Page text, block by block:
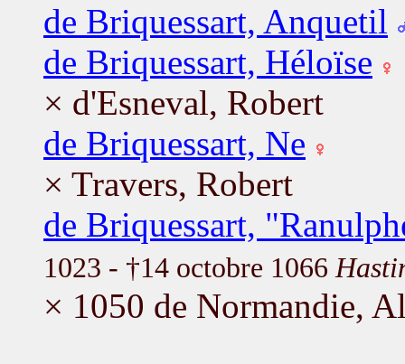
de Briquessart, Anquetil
de Briquessart, Héloïse
× d'Esneval, Robert
de Briquessart, Ne
× Travers, Robert
de Briquessart,
1023 - †14 octobre 1066
× 1050 de Normandie,